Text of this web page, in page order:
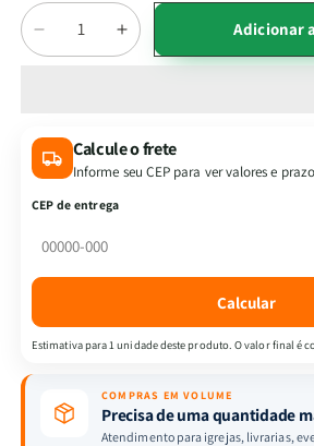
Quantidade
Diminuir
a
|
Capa
Dura
Padre
Aumentar
a
|
Capa
Adicionar
Calcule o frete
Informe seu CEP para ver valores e
CEP de entrega
Calcular
Estimativa para 1 unidade deste produto. O valor final é
COMPRAS EM VOLUME
Precisa de uma quantidade
Atendimento para igrejas, livrarias,